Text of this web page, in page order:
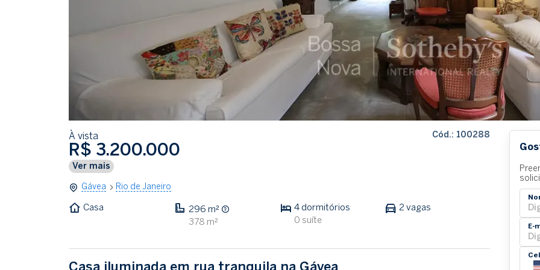
À vista Cód.: 100288
R$ 3.200.000
Ver mais
Gávea Rio de Janeiro
Casa
296 m²
378 m²
4 dormitórios
0 suíte
2 vagas
E-